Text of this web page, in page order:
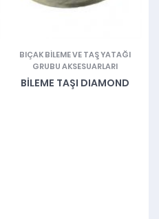
BIÇAK BILEME VE TAŞ YATAĞI
GRUBU AKSESUARLARI
BILEME TAŞI DIAMOND